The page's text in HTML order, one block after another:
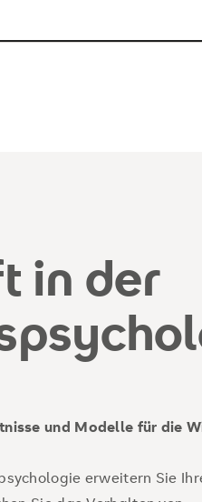
in der
und Modelle für die
erweitern Sie